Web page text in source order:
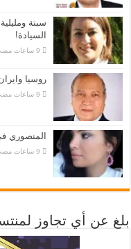
سبتة
السيادة!
روسيا
المنصوري
بلغ عن أي تجاوز